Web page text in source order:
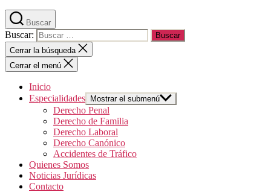
Buscar
Buscar:
Cerrar la búsqueda
Cerrar el menú
Inicio
Especialidades
Mostrar el submenú
Derecho Penal
Derecho de Familia
Derecho Laboral
Derecho Canónico
Accidentes de Tráfico
Quienes Somos
Noticias Jurídicas
Contacto